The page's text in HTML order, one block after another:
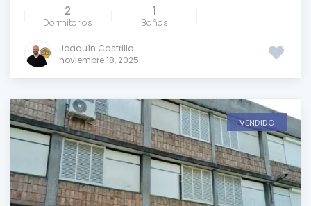
2
Dormitorios
1
Baños
Joaquín Castrillo
noviembre 18, 2025
VENDIDO